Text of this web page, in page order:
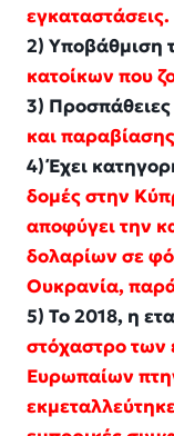
εγκαταστάσεις.
2) Υποβάθμιση
κατοίκων που
3)
και
4) Έχει
δομές στην
αποφύγει την
δολαρίων σε
Ουκρανία,
5) Το 2018, η
στόχαστρο
Ευρωπαίων